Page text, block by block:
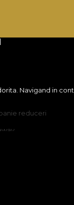
Navigand in
reduceri